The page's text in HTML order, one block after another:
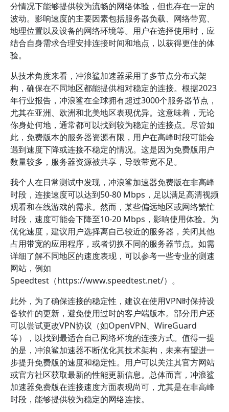
分情况下能够提供较为流畅的网络体验，但也存在一定的
波动。影响速度的主要因素包括服务器负载、网络带宽、
地理位置以及设备的网络环境等。用户在选择使用时，应
结合自身需求合理安排连接时间和地点，以获得更佳的体
验。
从技术角度来看，冲浪鲨加速器采用了多节点分布式架
构，确保在不同地区都能提供相对稳定的连接。根据2023
年行业报告，冲浪鲨在全球拥有超过3000个服务器节点，
尤其在亚洲、欧洲和北美地区表现优异。这意味着，无论
你身处何地，通常都可以找到较为稳定的连接点。尽管如
此，免费版本的服务器资源有限，用户在高峰时段可能会
遇到速度下降或连接不稳定的情况。这是因为免费版用户
数量较多，服务器资源被共享，导致带宽不足。
我个人在日常测试中发现，冲浪鲨加速器免费版在非高峰
时段，连接速度可以达到50-80 Mbps，足以满足高清视频
观看和在线游戏的需求。然而，某些偏远地区或网络繁忙
时段，速度可能会下降至10-20 Mbps，影响使用体验。为
优化速度，建议用户选择离自己较近的服务器，关闭其他
占用带宽的应用程序，或者切换不同的服务器节点。如需
详细了解不同地区的速度表现，可以参考一些专业的测速
网站，例如
Speedtest（https://www.speedtest.net/）。
此外，为了确保连接的稳定性，建议在使用VPN时保持设
备软件的更新，避免使用过时的客户端版本。部分用户还
可以尝试更改VPN协议（如OpenVPN、WireGuard
等），以找到最适合自己网络环境的连接方式。值得一提
的是，冲浪鲨加速器不断优化其技术架构，未来有望进一
步提升免费版的速度和稳定性。用户可以关注其官方网站
或官方社区获取最新的性能更新信息。总体而言，冲浪鲨
加速器免费版在连接速度方面表现尚可，尤其是在非高峰
时段，能够提供较为稳定的网络连接。